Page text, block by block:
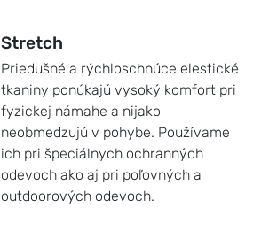
Stretch
Priedušné a rýchloschnúce elestické
tkaniny ponúkajú vysoký komfort pri
fyzickej námahe a nijako
neobmedzujú v pohybe. Používame
ich pri špeciálnych ochranných
odevoch ako aj pri poľovných a
outdoorových odevoch.